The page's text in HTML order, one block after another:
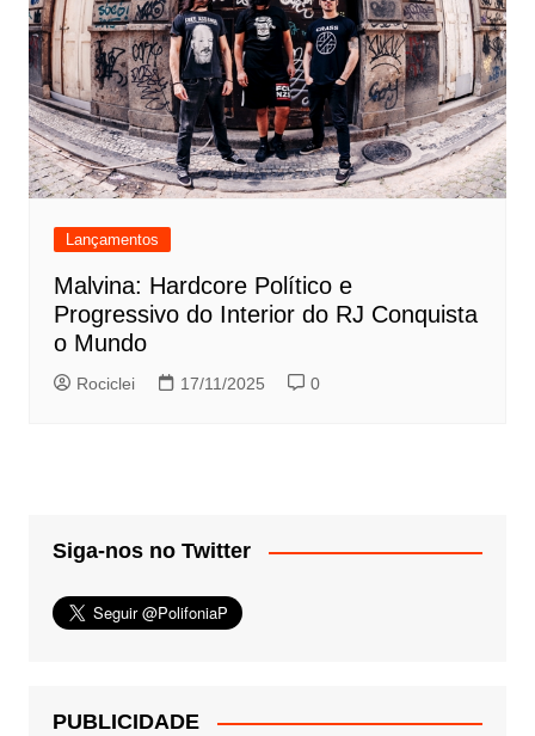
Lançamentos
Malvina: Hardcore Político e
Progressivo do Interior do RJ Conquista
o Mundo
Rociclei 17/11/2025 0
Siga-nos no Twitter
PUBLICIDADE